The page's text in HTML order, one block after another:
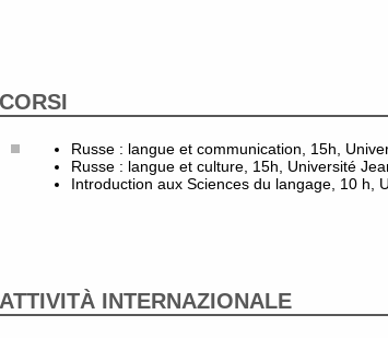
CORSI
Russe : langue et communication, 15h,
Russe : langue et culture, 15h, Université
Introduction aux Sciences du langage, 10 h,
ATTIVITÀ INTERNAZIONALE